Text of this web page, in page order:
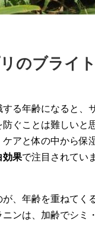
のブライ
る年齢になると、
ぐことは難しいと
アと体の中から保
効果で注目されてい
、年齢を重ねてく
ンは、加齢でシミ